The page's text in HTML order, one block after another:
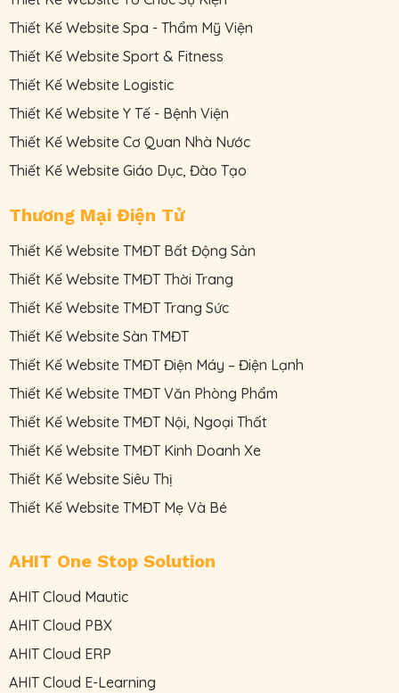
Thiết Kế Website Spa - Thẩm Mỹ Viện
Thiết Kế Website Sport & Fitness
Thiết Kế Website Logistic
Thiết Kế Website Y Tế - Bệnh Viện
Thiết Kế Website Cơ Quan Nhà Nước
Thiết Kế Website Giáo Dục, Đào Tạo
Thương Mại Điện Tử
Thiết Kế Website TMĐT Bất Động Sản
Thiết Kế Website TMĐT Thời Trang
Thiết Kế Website TMĐT Trang Sức
Thiết Kế Website Sàn TMĐT
Thiết Kế Website TMĐT Điện Máy – Điện Lạnh
Thiết Kế Website TMĐT Văn Phòng Phẩm
Thiết Kế Website TMĐT Nội, Ngoại Thất
Thiết Kế Website TMĐT Kinh Doanh Xe
Thiết Kế Website Siêu Thị
Thiết Kế Website TMĐT Mẹ Và Bé
AHIT One Stop Solution
AHIT Cloud Mautic
AHIT Cloud PBX
AHIT Cloud ERP
AHIT Cloud E-Learning